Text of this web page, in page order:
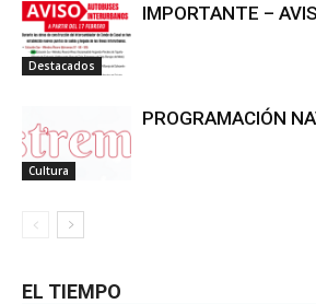
Destacados
IMPORTANTE –
Cultura
PROGRAMACIÓN
EL TIEMPO